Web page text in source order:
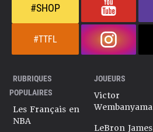
#SHOP
#TTFL
RUBRIQUES
POPULAIRES
Les Français en
NBA
JOUEURS
Victor
Wembanyama
LeBron James